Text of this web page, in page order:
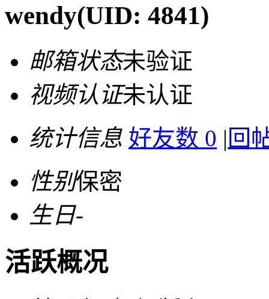
wendy(UID: 4841)
邮箱状态未验证
视频认证未认证
统计信息 好友数 0 | 回
性别保密
生日-
活跃概况